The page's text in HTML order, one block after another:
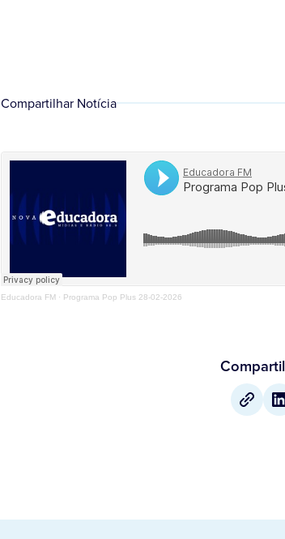
Compartilhar Notícia
Educadora FM · Programa Pop Plus 28-02-2026